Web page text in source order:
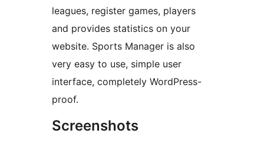
leagues, register games, players
and provides statistics on your
website. Sports Manager is also
very easy to use, simple user
interface, completely WordPress-
proof.
Screenshots